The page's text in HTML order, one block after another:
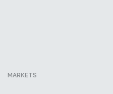
MARKETS